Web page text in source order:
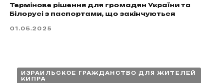
Термінове рішення для громадян України та
Білорусі з паспортами, що закінчуються
01.05.2025
ИЗРАИЛЬСКОЕ ГРАЖДАНСТВО ДЛЯ ЖИТЕЛЕЙ
КИПРА